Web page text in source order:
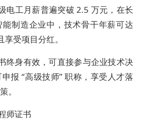
电工月薪普遍突破 2.5 万元，在长
制造企业中，技术骨干年薪可达
受项目分红。
终身有效，可直接参与企业技术决
报 “高级技师” 职称，享受人才落
。
师证书